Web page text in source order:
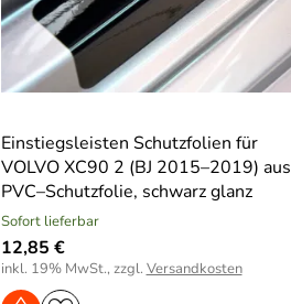
Einstiegsleisten Schutzfolien für
VOLVO XC90 2 (BJ 2015–2019) aus
PVC–Schutzfolie, schwarz glanz
Sofort lieferbar
12,85 €
inkl. 19% MwSt., zzgl. Versandkosten